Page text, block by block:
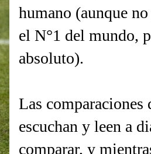
humano (aunque
el N°1 del mundo,
absoluto).
Las comparaciones
escuchan y leen a
comparar, y